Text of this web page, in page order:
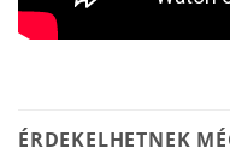
ÉRDEKELHETNEK